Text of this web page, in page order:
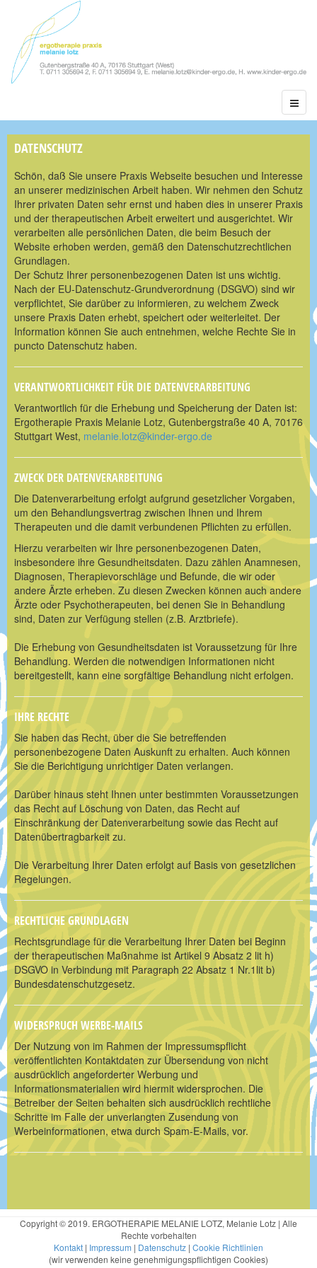
DATENSCHUTZ
Schön, daß Sie unsere Praxis Webseite besuchen und Interesse
an unserer medizinischen Arbeit haben. Wir nehmen den Schutz
Ihrer privaten Daten sehr ernst und haben dies in unserer Praxis
und der therapeutischen Arbeit erweitert und ausgerichtet. Wir
verarbeiten alle persönlichen Daten, die beim Besuch der
Website erhoben werden, gemäß den Datenschutzrechtlichen
Grundlagen.
Der Schutz Ihrer personenbezogenen Daten ist uns wichtig.
Nach der EU-Datenschutz-Grundverordnung (DSGVO) sind wir
verpflichtet, Sie darüber zu informieren, zu welchem Zweck
unsere Praxis Daten erhebt, speichert oder weiterleitet. Der
Information können Sie auch entnehmen, welche Rechte Sie in
puncto Datenschutz haben.
VERANTWORTLICHKEIT FÜR DIE DATENVERARBEITUNG
Verantwortlich für die Erhebung und Speicherung der Daten ist:
Ergotherapie Praxis Melanie Lotz, Gutenbergstraße 40 A, 70176
Stuttgart West, melanie.lotz@kinder-ergo.de
ZWECK DER DATENVERARBEITUNG
Die Datenverarbeitung erfolgt aufgrund gesetzlicher Vorgaben,
um den Behandlungsvertrag zwischen Ihnen und Ihrem
Therapeuten und die damit verbundenen Pflichten zu erfüllen.
Hierzu verarbeiten wir Ihre personenbezogenen Daten,
insbesondere ihre Gesundheitsdaten. Dazu zählen Anamnesen,
Diagnosen, Therapievorschläge und Befunde, die wir oder
andere Ärzte erheben. Zu diesen Zwecken können auch andere
Ärzte oder Psychotherapeuten, bei denen Sie in Behandlung
sind, Daten zur Verfügung stellen (z.B. Arztbriefe).
Die Erhebung von Gesundheitsdaten ist Voraussetzung für Ihre
Behandlung. Werden die notwendigen Informationen nicht
bereitgestellt, kann eine sorgfältige Behandlung nicht erfolgen.
IHRE RECHTE
Sie haben das Recht, über die Sie betreffenden
personenbezogene Daten Auskunft zu erhalten. Auch können
Sie die Berichtigung unrichtiger Daten verlangen.
Darüber hinaus steht Ihnen unter bestimmten Voraussetzungen
das Recht auf Löschung von Daten, das Recht auf
Einschränkung der Datenverarbeitung sowie das Recht auf
Datenübertragbarkeit zu.
Die Verarbeitung Ihrer Daten erfolgt auf Basis von gesetzlichen
Regelungen.
RECHTLICHE GRUNDLAGEN
Rechtsgrundlage für die Verarbeitung Ihrer Daten bei Beginn
der therapeutischen Maßnahme ist Artikel 9 Absatz 2 lit h)
DSGVO in Verbindung mit Paragraph 22 Absatz 1 Nr.1lit b)
Bundesdatenschutzgesetz.
WIDERSPRUCH WERBE-MAILS
Der Nutzung von im Rahmen der Impressumspflicht
veröffentlichten Kontaktdaten zur Übersendung von nicht
ausdrücklich angeforderter Werbung und
Informationsmaterialien wird hiermit widersprochen. Die
Betreiber der Seiten behalten sich ausdrücklich rechtliche
Schritte im Falle der unverlangten Zusendung von
Werbeinformationen, etwa durch Spam-E-Mails, vor.
Copyright © 2019. ERGOTHERAPIE MELANIE LOTZ, Melanie Lotz | Alle
Rechte vorbehalten
Kontakt | Impressum | Datenschutz | Cookie Richtlinien
(wir verwenden keine genehmigungspflichtigen Cookies)